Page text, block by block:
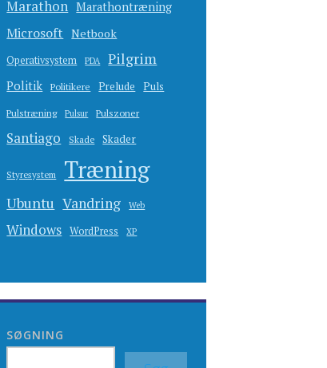
Marathon Marathontræning
Microsoft Netbook
Operativsystem PDA Pilgrim
Politik Politikere Prelude Puls
Pulstræning Pulsur Pulszoner
Santiago Skade Skader
Styresystem Træning
Ubuntu Vandring Web
Windows WordPress XP
SØGNING